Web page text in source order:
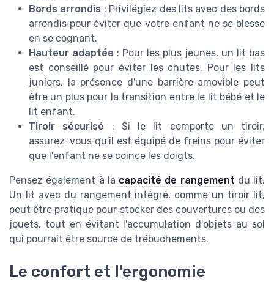
Bords arrondis : Privilégiez des lits avec des bords
arrondis pour éviter que votre enfant ne se blesse
en se cognant.
Hauteur adaptée : Pour les plus jeunes, un lit bas
est conseillé pour éviter les chutes. Pour les lits
juniors, la présence d'une barrière amovible peut
être un plus pour la transition entre le lit bébé et le
lit enfant.
Tiroir sécurisé : Si le lit comporte un tiroir,
assurez-vous qu'il est équipé de freins pour éviter
que l'enfant ne se coince les doigts.
Pensez également à la capacité de rangement du lit.
Un lit avec du rangement intégré, comme un tiroir lit,
peut être pratique pour stocker des couvertures ou des
jouets, tout en évitant l'accumulation d'objets au sol
qui pourrait être source de trébuchements.
Le confort et l'ergonomie